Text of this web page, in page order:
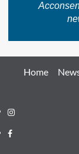
Home
Instagram
Facebook